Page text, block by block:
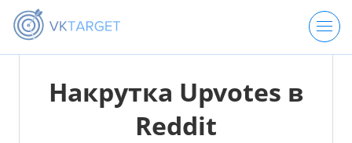
Накрутка Upvotes в
Reddit